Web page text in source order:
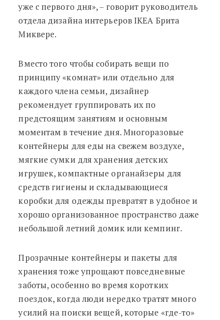
уже с первого дня», – говорит руководитель
отдела дизайна интерьеров IKEA Брита
Миквере.
Вместо того чтобы собирать вещи по
принципу «комнат» или отдельно для
каждого члена семьи, дизайнер
рекомендует группировать их по
предстоящим занятиям и основным
моментам в течение дня. Многоразовые
контейнеры для еды на свежем воздухе,
мягкие сумки для хранения детских
игрушек, компактные органайзеры для
средств гигиены и складывающиеся
коробки для одежды превратят в удобное и
хорошо организованное пространство даже
небольшой летний домик или кемпинг.
Прозрачные контейнеры и пакеты для
хранения тоже упрощают повседневные
заботы, особенно во время коротких
поездок, когда люди нередко тратят много
усилий на поиски вещей, которые «где-то»